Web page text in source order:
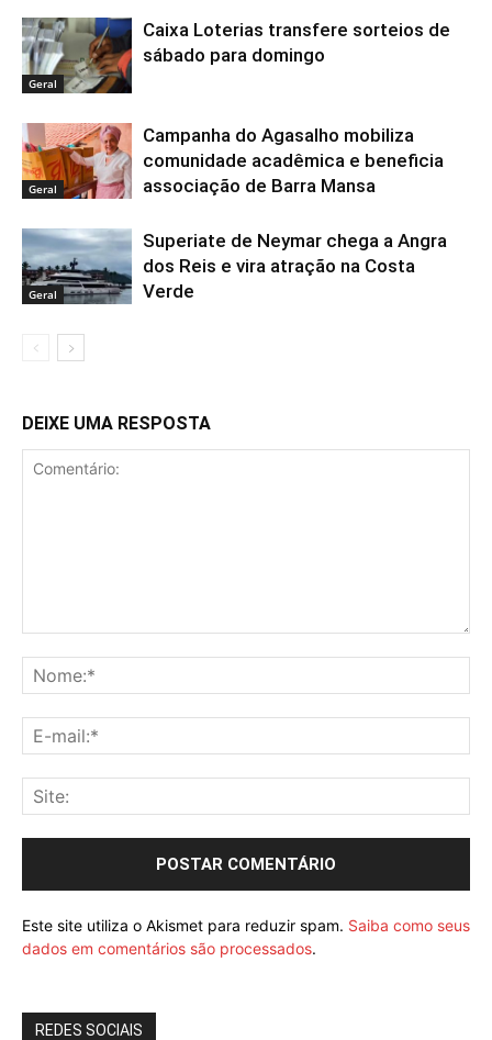
Geral
Caixa Loterias transfere sorteios de
sábado para domingo
Geral
Campanha do Agasalho mobiliza
comunidade acadêmica e beneficia
associação de Barra Mansa
Geral
Superiate de Neymar chega a Angra
dos Reis e vira atração na Costa
Verde
DEIXE UMA RESPOSTA
Este site utiliza o Akismet para reduzir spam. Saiba como seus
dados em comentários são processados.
REDES SOCIAIS